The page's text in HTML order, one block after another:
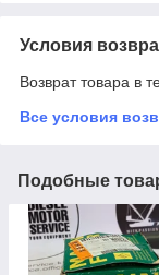
Условия
Возврат товара в
Все условия
Подобные